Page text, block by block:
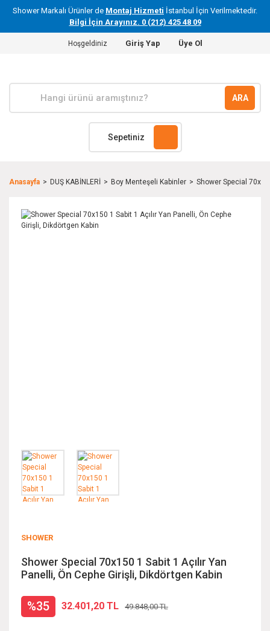
Shower Markalı Ürünler de Montaj Hizmeti İstanbul İçin Verilmektedir.
Bilgi İçin Arayınız. 0 (212) 425 48 09
Hoşgeldiniz Giriş Yap Üye Ol
ARA
Sepetiniz
Anasayfa DUŞ KABİNLERİ Boy Menteşeli Kabinler Shower Special
SHOWER
Shower Special 70x150 1 Sabit 1 Açılır Yan
Panelli, Ön Cephe Girişli, Dikdörtgen Kabin
%35 32.401,20 TL 49.848,00 TL